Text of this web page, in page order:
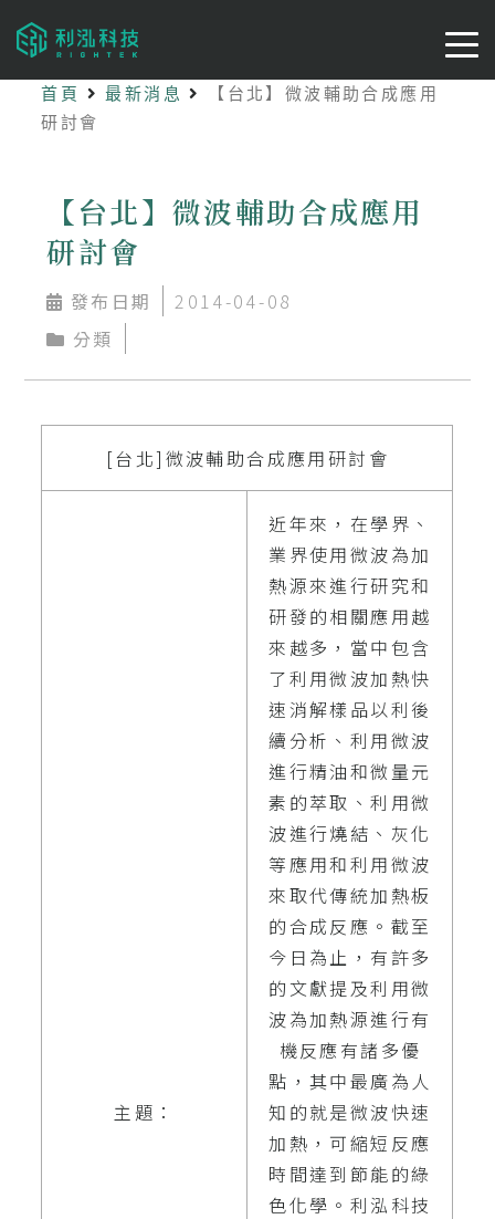
首頁 最新消息
【台北】微波輔助合成應用
研討會
【台北】微波輔助合成應用
研討會
發布日期
2014-04-08
分類
[台北]微波輔助合成應用研討會
主題：
近年來，在學界、
業界使用微波為加
熱源來進行研究和
研發的相關應用越
來越多，當中包含
了利用微波加熱快
速消解樣品以利後
續分析、利用微波
進行精油和微量元
素的萃取、利用微
波進行燒結、灰化
等應用和利用微波
來取代傳統加熱板
的合成反應。截至
今日為止，有許多
的文獻提及利用微
波為加熱源進行有
機反應有諸多優
點，其中最廣為人
知的就是微波快速
加熱，可縮短反應
時間達到節能的綠
色化學。利泓科技